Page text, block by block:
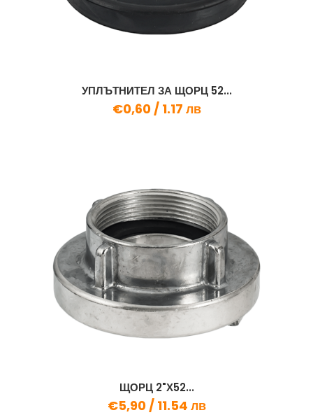
УПЛЪТНИТЕЛ ЗА ЩОРЦ 52...
€0,60 / 1.17 лв
ЩОРЦ 2"Х52...
€5,90 / 11.54 лв